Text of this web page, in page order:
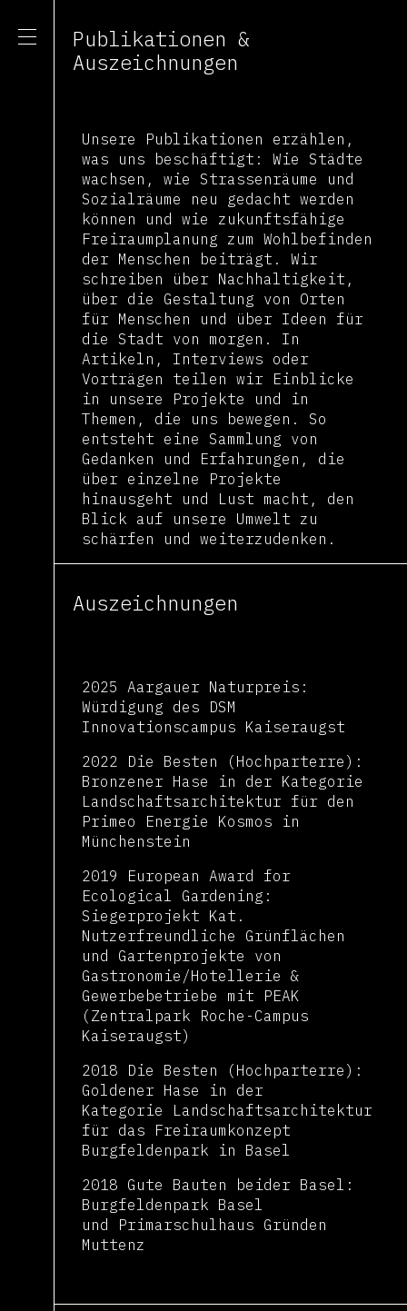
Publikationen &
Auszeichnungen
Unsere Publikationen erzählen,
was uns beschäftigt: Wie Städte
wachsen, wie Strassenräume und
Sozialräume neu gedacht werden
können und wie zukunftsfähige
Freiraumplanung zum Wohlbefinden
der Menschen beiträgt. Wir
schreiben über Nachhaltigkeit,
über die Gestaltung von Orten
für Menschen und über Ideen für
die Stadt von morgen. In
Artikeln, Interviews oder
Vorträgen teilen wir Einblicke
in unsere Projekte und in
Themen, die uns bewegen. So
entsteht eine Sammlung von
Gedanken und Erfahrungen, die
über einzelne Projekte
hinausgeht und Lust macht, den
Blick auf unsere Umwelt zu
schärfen und weiterzudenken.
Auszeichnungen
2025 Aargauer Naturpreis:
Würdigung des DSM
Innovationscampus Kaiseraugst
2022 Die Besten (Hochparterre):
Bronzener Hase in der Kategorie
Landschaftsarchitektur für den
Primeo Energie Kosmos in
Münchenstein
2019 European Award for
Ecological Gardening:
Siegerprojekt Kat.
Nutzerfreundliche Grünflächen
und Gartenprojekte von
Gastronomie/Hotellerie &
Gewerbebetriebe mit PEAK
(Zentralpark Roche-Campus
Kaiseraugst)
2018 Die Besten (Hochparterre):
Goldener Hase in der
Kategorie Landschaftsarchitektur
für das Freiraumkonzept
Burgfeldenpark in Basel
2018 Gute Bauten beider Basel:
Burgfeldenpark Basel
und Primarschulhaus Gründen
Muttenz